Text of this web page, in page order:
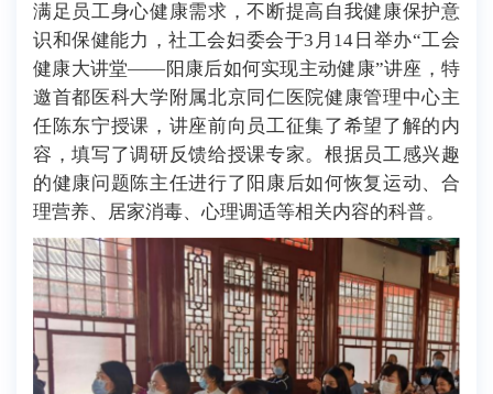
满足员工身心健康需求，不断提高自我健康保护意
识和保健能力，社工会妇委会于3月14日 举办“工会
健康大讲堂——阳康后如何实现主动健康”讲座，特
邀首都医科大学附属北京同仁医院健康管理中心主
任陈东宁授课，讲座前向员工征集了希望了解的内
容，填写了调研反馈给授课专家。根据员工感兴趣
的健康问题陈主任进行了阳康后如何恢复运动、合
理营养、居家消毒、心理调适等相关内容的科普。